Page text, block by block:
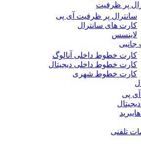
پر ظرفیت
سانترال پر ظرفیت آی پی
کارت های سانترال
لاینسس
جانبی
کارت خطوط داخلی آنالوگ
کارت خطوط داخلی دیجیتال
کارت خطوط شهری
پی
تلفنی